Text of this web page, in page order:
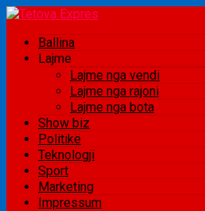
Ballina
Lajme
Lajme nga vendi
Lajme nga rajoni
Lajme nga bota
Show biz
Politikë
Teknologji
Sport
Marketing
Impressum